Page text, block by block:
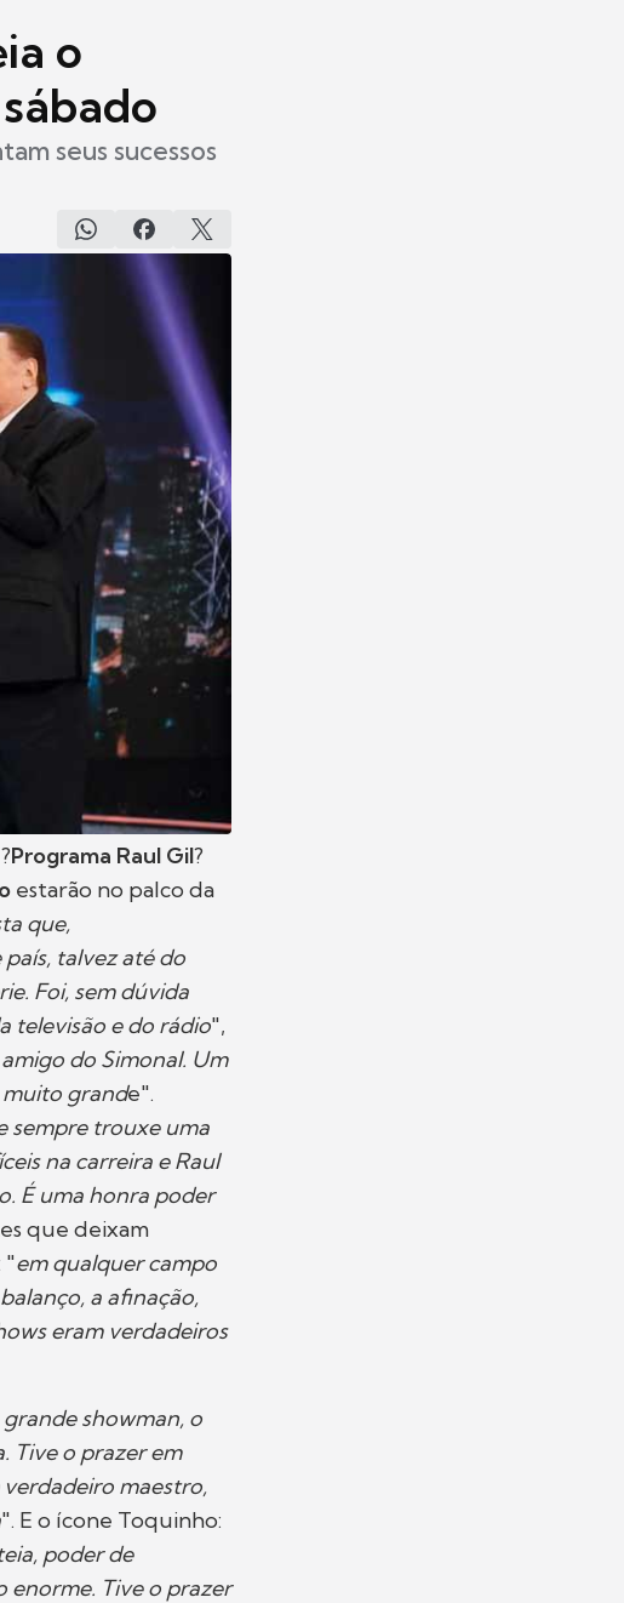
o
seus sucessos
Programa Raul Gil?
estarão no palco da
que,
talvez até do
Foi, sem dúvida
televisão e do rádio",
do Simonal. Um
muito grande".
sempre trouxe uma
na carreira e Raul
É uma honra poder
que deixam
"em qualquer campo
a afinação,
eram verdadeiros
grande showman, o
Tive o prazer em
maestro,
". E o ícone Toquinho:
poder de
enorme. Tive o prazer